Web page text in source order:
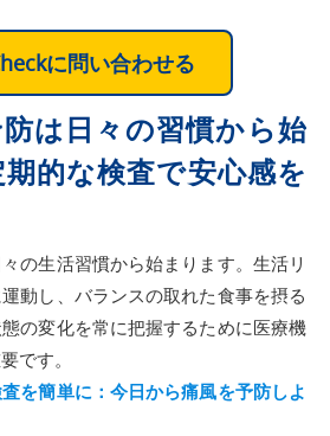
に問い合わせる
は日々の習慣から始
的な検査で安心感を
の生活習慣から始まります。生活リ
動し、バランスの取れた食事を摂る
の変化を常に把握するために医療機
です。
を簡単に：今日から痛風を予防しよ